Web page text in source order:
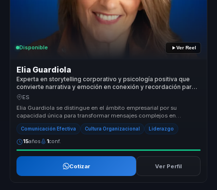
Disponible Ver Reel
Elia Guardiola
Experta en storytelling corporativo y psicología positiva que
convierte narrativa y emoción en conexión y recordación para
marcas y equipos.
ES
Elia Guardiola se distingue en el ámbito empresarial por su
capacidad única para transformar mensajes complejos en
narrativas memorables ...
Comunicación Efectiva Cultura Organizacional Liderazgo
15años 1conf.
Cotizar Ver Perfil